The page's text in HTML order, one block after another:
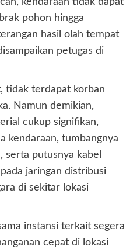
pohon hingga
hasil olah tempat
petugas di
tidak terdapat korban
Namun demikian,
cukup signifikan,
kendaraan, tumbangnya
serta putusnya kabel
jaringan distribusi
di sekitar lokasi
instansi terkait segera
cepat di lokasi